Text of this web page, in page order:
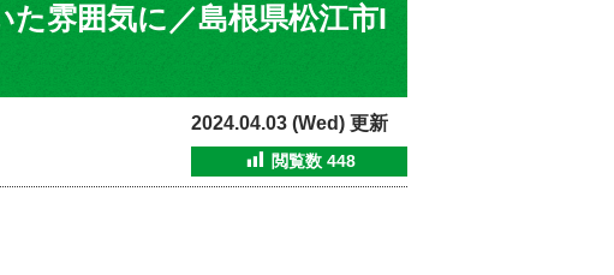
雰囲気に／島根県松江市I
2024.04.03 (Wed) 更新
閲覧数 448